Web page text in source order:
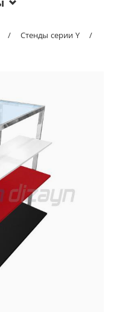
/ Стенды серии Y
/